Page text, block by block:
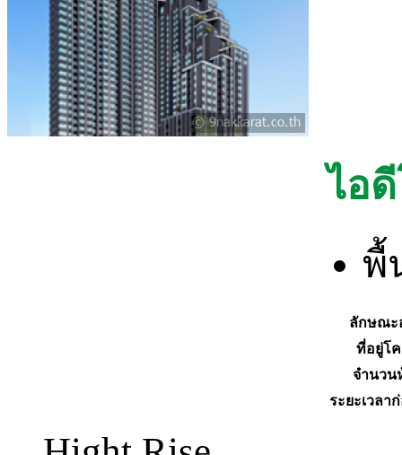
ไอ
พื้
ลักษณะ
ที่อยู่โ
จำนวน
ระยะเวลา